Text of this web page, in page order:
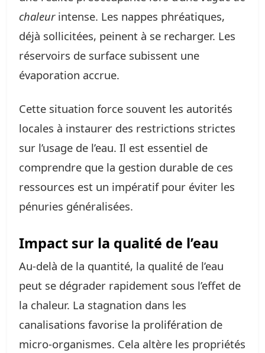
chaleurintense. Les nappes phréatiques,
déjà sollicitées, peinent à se recharger. Les
réservoirs de surface subissent une
évaporation accrue.
Cette situation force souvent les autorités
locales à instaurer des restrictions strictes
sur l’usage de l’eau. Il est essentiel de
comprendre que la gestion durable de ces
ressources est un impératif pour éviter les
pénuries généralisées.
Impact sur la qualité de l’eau
Au-delà de la quantité, la qualité de l’eau
peut se dégrader rapidement sous l’effet de
la chaleur. La stagnation dans les
canalisations favorise la prolifération de
micro-organismes. Cela altère les propriétés